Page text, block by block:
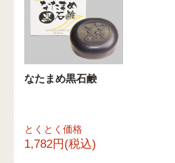
なたまめ黒石鹸
とくとく価格
1,782円(税込)